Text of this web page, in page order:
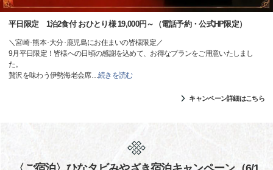
平日限定 1泊2食付 おひとり様 19,000円～（電話予約・公式HP限定）
＼宮崎･熊本･大分･鹿児島にお住まいの皆様限定／
9月平日限定！皆様への日頃の感謝を込めて、お得なプランをご用意いたしまし
た。
贅沢を味わう伊勢海老会席…続きを読む
キャンペーン詳細はこちら